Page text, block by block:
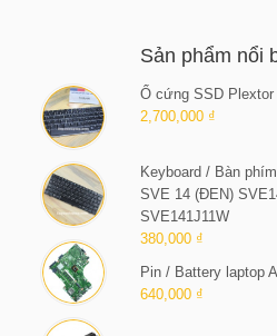
Sản phẩm nổi
Ổ cứng SSD Plextor
2,700,000 ₫
Keyboard / Bàn
SVE 14 (ĐEN)
SVE141J11W
380,000 ₫
Pin / Battery laptop
640,000 ₫